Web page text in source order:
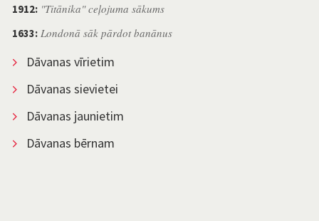
1912: "Titānika" ceļojuma sākums
1633: Londonā sāk pārdot banānus
Dāvanas vīrietim
Dāvanas sievietei
Dāvanas jaunietim
Dāvanas bērnam